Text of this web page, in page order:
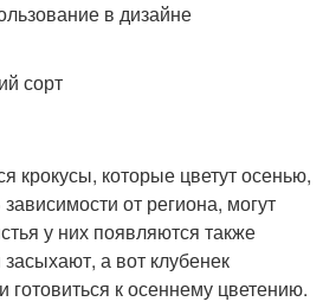
сорт
крокусы, которые цветут осенью,
от региона, могут
у них появляются также
а вот клубенек
готовиться к осеннему цветению.